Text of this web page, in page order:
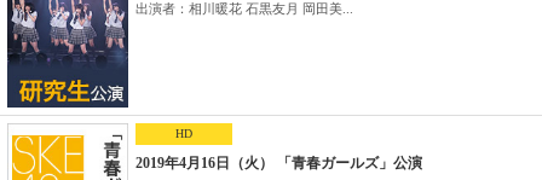
出演者：相川暖花 石黒友月 岡田美...
HD
2019年4月16日（火） 「青春ガールズ」公演